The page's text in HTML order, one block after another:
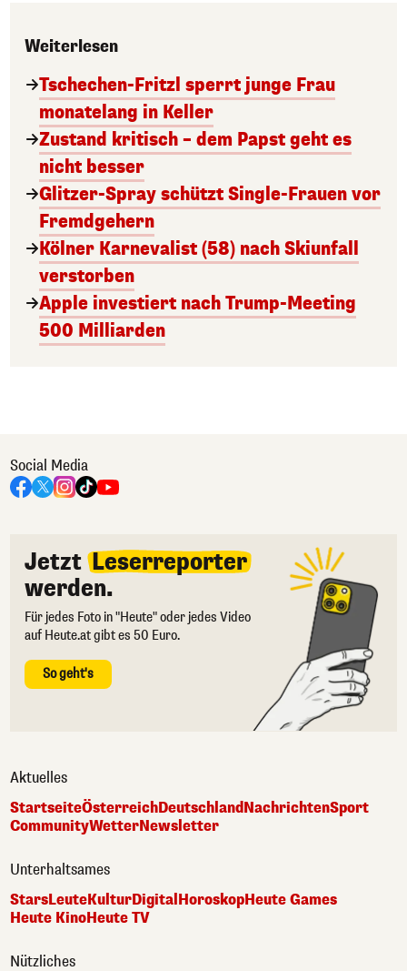
Weiterlesen
Tschechen-Fritzl sperrt junge Frau
monatelang in Keller
Zustand kritisch – dem Papst geht es
nicht besser
Glitzer-Spray schützt Single-Frauen vor
Fremdgehern
Kölner Karnevalist (58) nach Skiunfall
verstorben
Apple investiert nach Trump-Meeting
500 Milliarden
Social Media
Jetzt Leserreporter
werden.
Für jedes Foto in "Heute" oder jedes Video
auf Heute.at gibt es 50 Euro.
So geht's
Aktuelles
StartseiteÖsterreichDeutschlandNachrichtenSport
CommunityWetterNewsletter
Unterhaltsames
StarsLeuteKulturDigital HoroskopHeute Games
Heute KinoHeute TV
Nützliches